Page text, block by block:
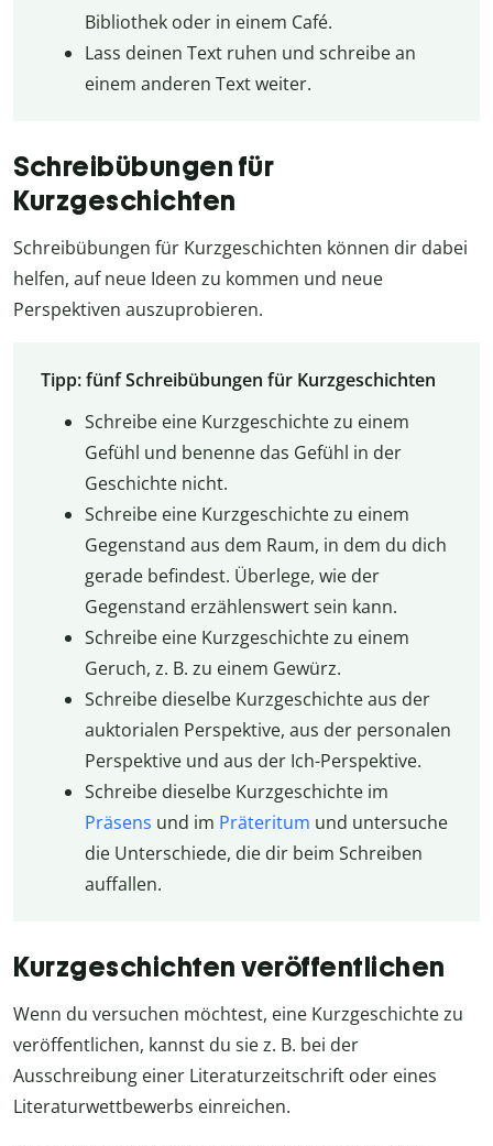
Bibliothek oder in einem Café.
Lass deinen Text ruhen und schreibe an
einem anderen Text weiter.
Schreibübungen für
Kurzgeschichten
Schreibübungen für Kurzgeschichten können dir dabei
helfen, auf neue Ideen zu kommen und neue
Perspektiven auszuprobieren.
Tipp: fünf Schreibübungen für Kurzgeschichten
Schreibe eine Kurzgeschichte zu einem
Gefühl und benenne das Gefühl in der
Geschichte nicht.
Schreibe eine Kurzgeschichte zu einem
Gegenstand aus dem Raum, in dem du dich
gerade befindest. Überlege, wie der
Gegenstand erzählenswert sein kann.
Schreibe eine Kurzgeschichte zu einem
Geruch, z. B. zu einem Gewürz.
Schreibe dieselbe Kurzgeschichte aus der
auktorialen Perspektive, aus der personalen
Perspektive und aus der Ich-Perspektive.
Schreibe dieselbe Kurzgeschichte im
Präsens und im Präteritum und untersuche
die Unterschiede, die dir beim Schreiben
auffallen.
Kurzgeschichten veröffentlichen
Wenn du versuchen möchtest, eine Kurzgeschichte zu
veröffentlichen, kannst du sie z. B. bei der
Ausschreibung einer Literaturzeitschrift oder eines
Literaturwettbewerbs einreichen.